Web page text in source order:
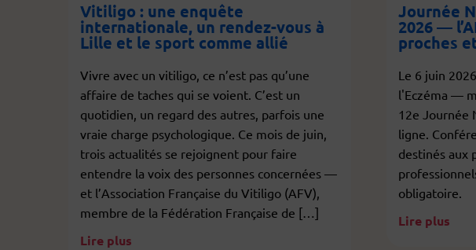
Vitiligo : une enquête
internationale, un rendez-vous à
Lille et le sport comme allié
Vivre avec un vitiligo, ce n’est pas qu’une
affaire de taches qui se voient. C’est un
quotidien, un regard des autres, parfois une
vraie charge psychologique. Ce mois de juin,
trois actualités se rejoignent pour faire
entendre la voix des personnes concernées —
et l’Association Française du Vitiligo (AFV),
membre de la Fédération Française de […]
Lire plus
Journée
2026 —
proches
Le 6 juin
l'Eczéma —
12e Journée
ligne.
destinés aux
obligatoire.
Lire plus